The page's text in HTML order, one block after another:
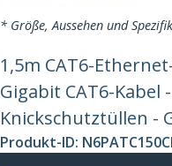
* Größe, Aussehen und
1,5m CAT6-
Gigabit CAT6-Kabel
Knickschutztüllen -
Produkt-ID: